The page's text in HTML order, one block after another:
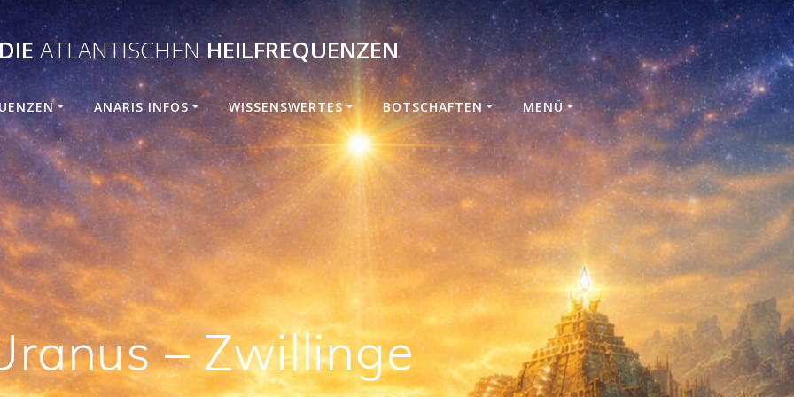
DIE ATLANTISCHENHEILFREQUENZEN
ANARIS INFOS WISSENSWERTES BOTSCHAFTEN MENÜ
– Zwillinge